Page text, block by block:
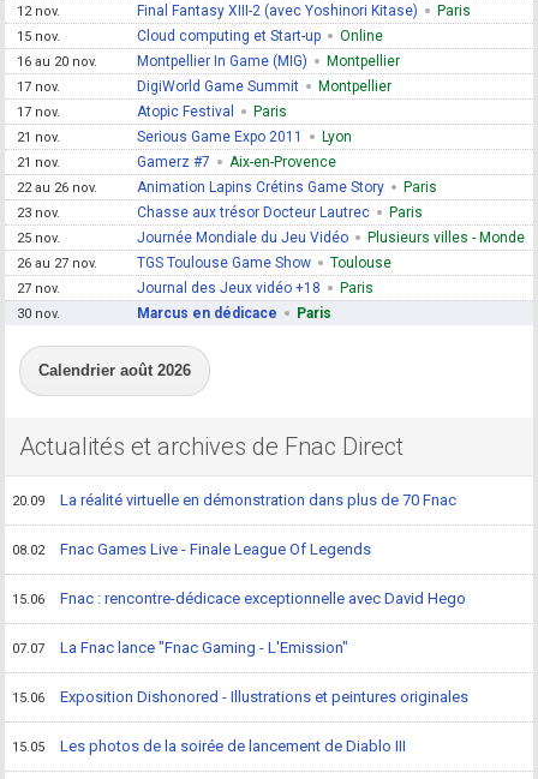
12 nov. Final Fantasy XIII-2 (avec Yoshinori Kitase) Paris
15 nov. Cloud computing et Start-up Online
16 au 20 nov. Montpellier In Game (MIG) Montpellier
17 nov. DigiWorld Game Summit Montpellier
17 nov. Atopic Festival Paris
21 nov. Serious Game Expo 2011 Lyon
21 nov. Gamerz #7 Aix-en-Provence
22 au 26 nov. Animation Lapins Crétins Game Story Paris
23 nov. Chasse aux trésor Docteur Lautrec Paris
25 nov. Journée Mondiale du Jeu Vidéo Plusieurs villes - Monde
26 au 27 nov. TGS Toulouse Game Show Toulouse
27 nov. Journal des Jeux vidéo +18 Paris
30 nov. Marcus en dédicace Paris
Calendrier août 2026
Actualités et archives de Fnac Direct
20.09 La réalité virtuelle en démonstration dans plus de 70 Fnac
08.02 Fnac Games Live - Finale League Of Legends
15.06 Fnac : rencontre-dédicace exceptionnelle avec David Hego
07.07 La Fnac lance "Fnac Gaming - L'Emission"
15.06 Exposition Dishonored - Illustrations et peintures originales
15.05 Les photos de la soirée de lancement de Diablo III